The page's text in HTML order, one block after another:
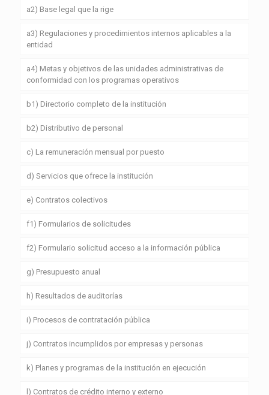
a2) Base legal que la rige
a3) Regulaciones y procedimientos internos aplicables a la
entidad
a4) Metas y objetivos de las unidades administrativas de
conformidad con los programas operativos
b1) Directorio completo de la institución
b2) Distributivo de personal
c) La remuneración mensual por puesto
d) Servicios que ofrece la institución
e) Contratos colectivos
f1) Formularios de solicitudes
f2) Formulario solicitud acceso a la información pública
g) Presupuesto anual
h) Resultados de auditorías
i) Procesos de contratación pública
j) Contratos incumplidos por empresas y personas
k) Planes y programas de la institución en ejecución
l) Contratos de crédito interno y externo